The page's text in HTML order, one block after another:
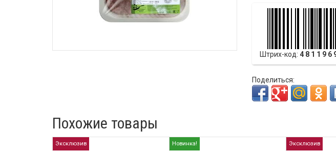
Штрих-код:
Поделиться:
Похожие товары
Эксклюзив Новинка! Эксклюзив